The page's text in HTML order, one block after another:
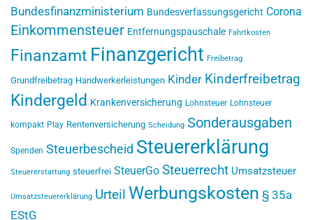
Bundesfinanzministerium Bundesverfassungsgericht Corona
Einkommensteuer Entfernungspauschale Fahrtkosten
Finanzamt Finanzgericht Freibetrag
Grundfreibetrag Handwerkerleistungen Kinder Kinderfreibetrag
Kindergeld Krankenversicherung Lohnsteuer Lohnsteuer
kompakt Play Rentenversicherung Scheidung Sonderausgaben
Spenden Steuerbescheid Steuererklärung
Steuererstattung steuerfrei SteuerGo Steuerrecht Umsatzsteuer
Umsatzsteuererklärung Urteil Werbungskosten § 35a
EStG